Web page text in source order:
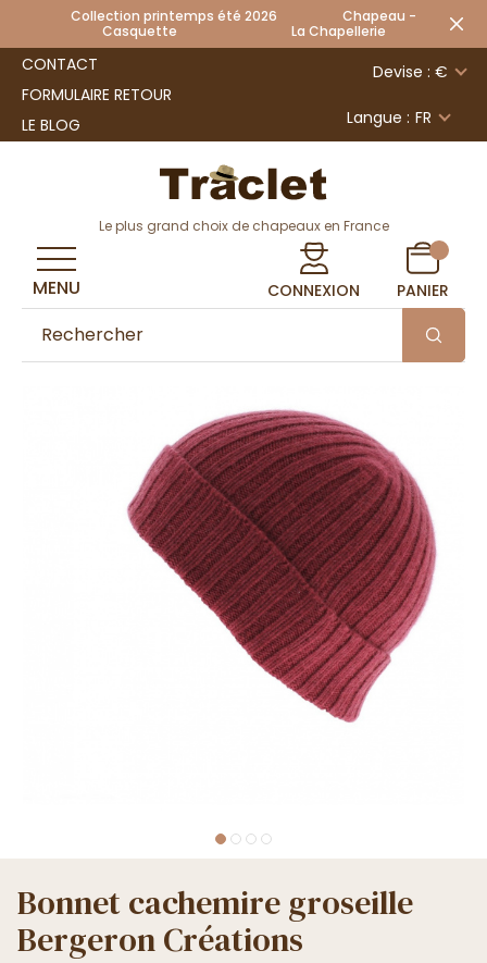
Collection printemps été 2026 Chapeau -
Casquette La Chapellerie
CONTACT
FORMULAIRE RETOUR
LE BLOG
Devise : €
Langue : FR
Le plus grand choix de chapeaux en France
CONNEXION PANIER
MENU
Bonnet cachemire groseille
Bergeron Créations